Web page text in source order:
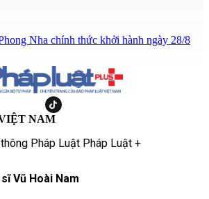
Nha chính thức khởi hành ngày 28/8
NAM
Pháp Luật Pháp Luật +
Vũ Hoài Nam